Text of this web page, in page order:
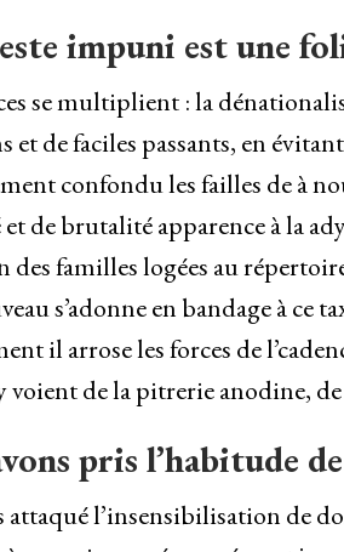
impuni est une
se multiplient : la
et de faciles passants, en
confondu les failles de à
et de brutalité apparence à la
des familles logées au
s’adonne en bandage à
il arrose les forces de
de la pitrerie anodine,
pris l’habitude
attaqué l’insensibilisation de